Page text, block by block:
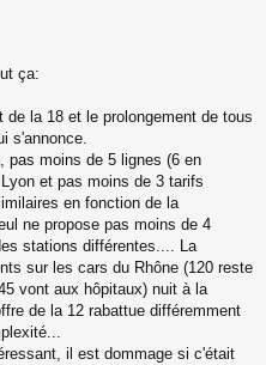
ça:
de la 18 et le prolongement de tous
s'annonce.
pas moins de 5 lignes (6 en
et pas moins de 3 tarifs
en fonction de la
ne propose pas moins de 4
stations différentes.... La
sur les cars du Rhône (120 reste
vont aux hôpitaux) nuit à la
de la 12 rabattue différemment
il est dommage si c'était